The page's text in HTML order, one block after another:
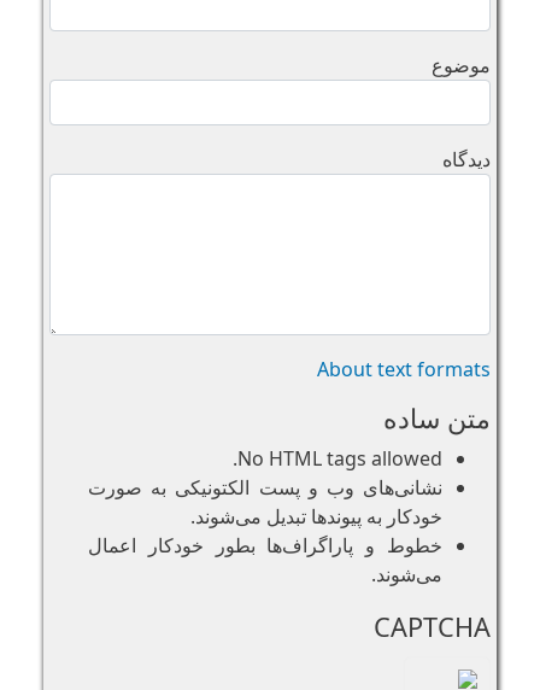
موضوع
دیدگاه
About text formats
متن ساده
No HTML tags allowed.
نشانی‌های وب و پست الکتونیکی به صورت
خودکار به پیوند‌ها تبدیل می‌شوند.
خطوط و پاراگراف‌ها بطور خودکار اعمال
می‌شوند.
CAPTCHA